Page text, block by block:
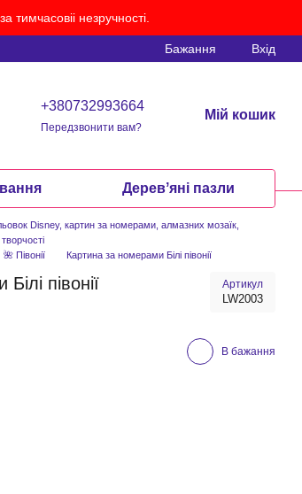
незручності.
Бажання Вхід
+380732993664
Передзвонити вам?
Мій кошик
Деревʼяні пазли
Disney, картин за номерами, алмазних мозаїк,
🌺 Півонії Картина за номерами Білі півонії
півонії Артикул
LW2003
В бажання